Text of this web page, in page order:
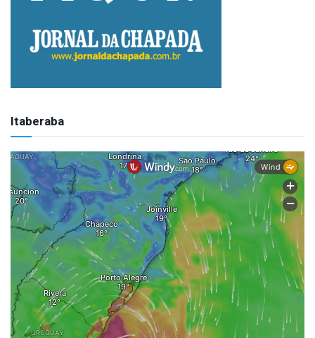
Itaberaba